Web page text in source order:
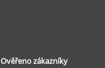
Ověřeno zákazníky